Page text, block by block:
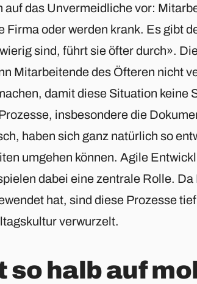
auf das Unvermeidliche vor:
Firma oder werden krank. Es gibt
sind, führt sie öfter durch».
Mitarbeitende des Öfteren nicht
damit diese Situation keine
insbesondere die
haben sich ganz natürlich so
umgehen können. Agile
dabei eine zentrale Rolle. Da
hat, sind diese Prozesse
verwurzelt.
so halb auf